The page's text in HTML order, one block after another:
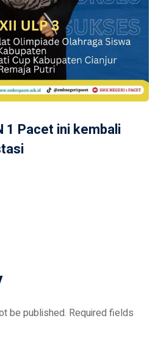
1 Pacet ini kembali
be published. Required fields